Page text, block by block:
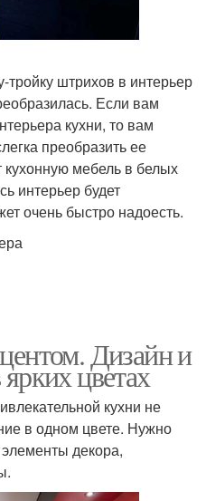
тройку штрихов в интерьер
Если вам
кухни, то вам
преобразить ее
мебель в белых
интерьер будет
очень быстро надоесть.
Дизайн и
цветах
кухни не
в одном цвете. Нужно
декора,